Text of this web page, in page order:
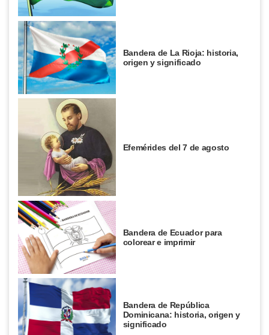
Bandera de La Rioja: historia,
origen y significado
Efemérides del 7 de agosto
Bandera de Ecuador para
colorear e imprimir
Bandera de República
Dominicana: historia, origen y
significado